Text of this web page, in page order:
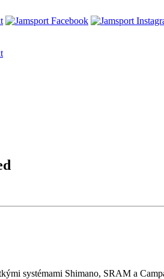
systémami Shimano, SRAM a